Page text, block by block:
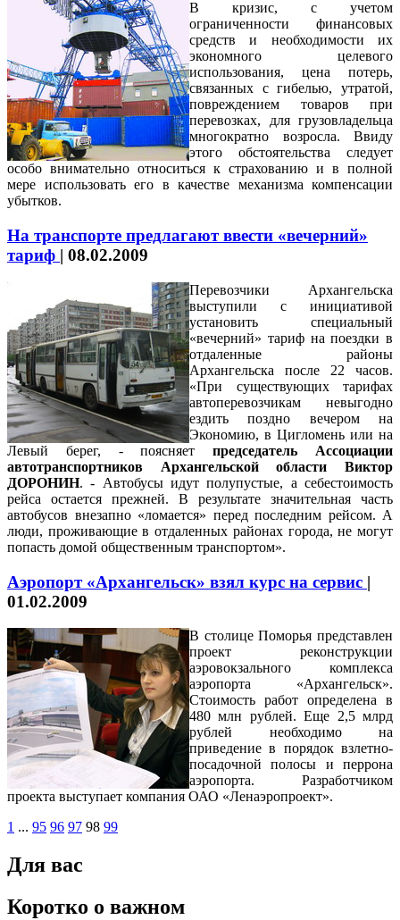
В кризис, с учетом
ограниченности финансовых
средств и необходимости их
экономного целевого
использования, цена потерь,
связанных с гибелью, утратой,
повреждением товаров при
перевозках, для грузовладельца
многократно возросла. Ввиду
этого обстоятельства следует
особо внимательно относиться к страхованию и в полной
мере использовать его в качестве механизма компенсации
убытков.
На транспорте предлагают ввести «вечерний»
тариф | 08.02.2009
Перевозчики Архангельска
выступили с инициативой
установить специальный
«вечерний» тариф на поездки в
отдаленные районы
Архангельска после 22 часов.
«При существующих тарифах
автоперевозчикам невыгодно
ездить поздно вечером на
Экономию, в Цигломень или на
Левый берег, - поясняетпредседатель Ассоциации
автотранспортников Архангельской области Виктор
ДОРОНИН. - Автобусы идут полупустые, а себестоимость
рейса остается прежней. В результате значительная часть
автобусов внезапно «ломается» перед последним рейсом. А
люди, проживающие в отдаленных районах города, не могут
попасть домой общественным транспортом».
Аэропорт «Архангельск» взял курс на сервис |
01.02.2009
В столице Поморья представлен
проект реконструкции
аэровокзального комплекса
аэропорта «Архангельск».
Стоимость работ определена в
480 млн рублей. Еще 2,5 млрд
рублей необходимо на
приведение в порядок взлетно-
посадочной полосы и перрона
аэропорта. Разработчиком
проекта выступает компания ОАО «Ленаэропроект».
1 ... 95 96 97 98 99
Для вас
Коротко о важном